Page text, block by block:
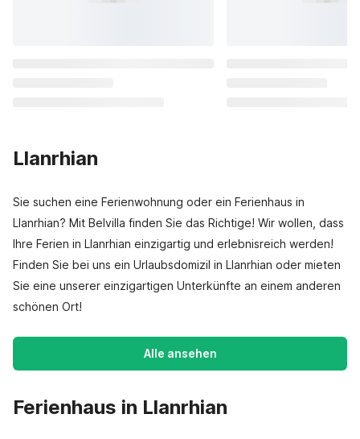
Llanrhian
Sie suchen eine Ferienwohnung oder ein Ferienhaus in
Llanrhian? Mit Belvilla finden Sie das Richtige! Wir wollen, dass
Ihre Ferien in Llanrhian einzigartig und erlebnisreich werden!
Finden Sie bei uns ein Urlaubsdomizil in Llanrhian oder mieten
Sie eine unserer einzigartigen Unterkünfte an einem anderen
schönen Ort!
Alle ansehen
Ferienhaus in Llanrhian